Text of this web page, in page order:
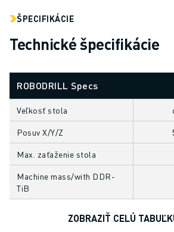
ELEKTRONIKA
POTRAVINY A NÁPOJE
MEDICÍNSKE ODVETVIE
PLASTIKÁRSKY PRIEMYSEL
SKLADOVANIE, LOGISTIKA, POŠTA A BALÍKY
APLIKÁCIE
5-OSÉ OBRÁBANIE
OBLÚKOVÉ ZVÁRANIE
MONTÁŽ
CNC BRÚSENIE
CNC FRÉZOVANIE
VYSOKORÝCHLOSTNÉ VŔTANIE A REZANIE
ŠPECIFIKÁCIE
Technické špecifikácie
ROBODRILL Specs
Veľkosť stola
Posuv X/Y/Z
Max. zaťaženie stola
Machine mass/with DDR-
TiB
ZOBRAZIŤ CELÚ